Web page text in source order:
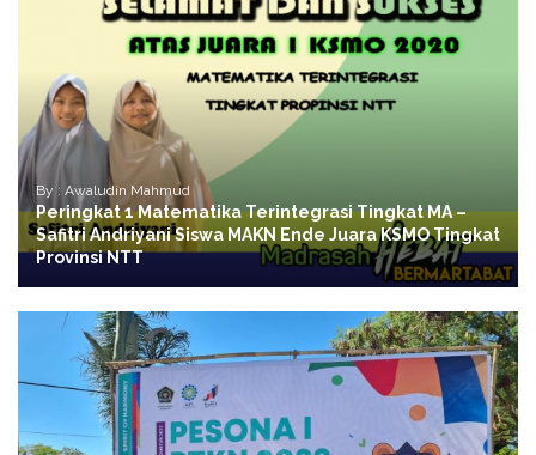
By : Awaludin Mahmud
Peringkat 1 Matematika Terintegrasi Tingkat MA –
Safitri Andriyani Siswa MAKN Ende Juara KSMO Tingkat
Provinsi NTT